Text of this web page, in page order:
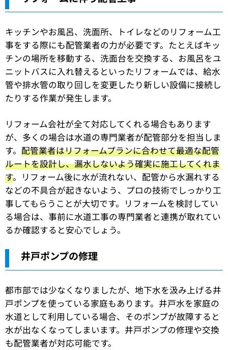
キッチンやお風呂、洗面所、トイレなどのリフォーム工
事をする際にも配管業者の力が必要です。たとえばキッ
チンの場所を移動する、洗面台を交換する、お風呂をユ
ニットバスに入れ替えるといったリフォームでは、給水
管や排水管の取り回しを変更したり新しい設備に接続し
たりする作業が発生します。
リフォーム会社が全て対応してくれる場合もあります
が、多くの場合は水道の専門業者が配管部分を担当しま
す。 配管業者はリフォームプランに合わせて最適な配管
ルートを設計し、漏水しないよう確実に施工してくれま
す。リフォーム後に水が流れない、配管から水漏れする
などの不具合が起きないよう、プロの技術でしっかり工
事してもらうことが大切です。リフォームを検討してい
る場合は、事前に水道工事の専門業者と連携が取れてい
るか確認すると安心でしょう。
井戸ポンプの修理
都市部では少なくなりましたが、地下水を汲み上げる井
戸ポンプを使っている家庭もあります。井戸水を家庭の
水道として利用している場合、そのポンプが故障すると
水が出なくなってしまいます。井戸ポンプの修理や交換
も配管業者が対応可能です。